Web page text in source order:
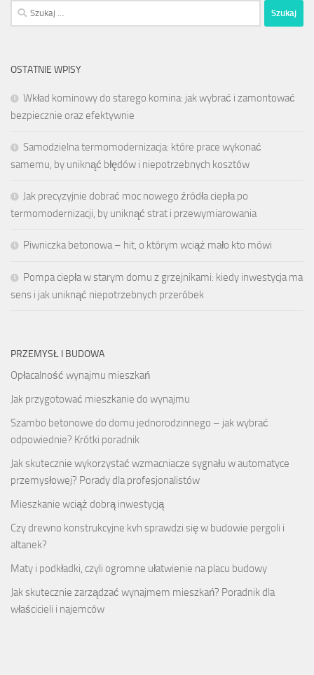
Szukaj:
OSTATNIE WPISY
Wkład kominowy do starego komina: jak wybrać i zamontować
bezpiecznie oraz efektywnie
Samodzielna termomodernizacja: które prace wykonać
samemu, by uniknąć błędów i niepotrzebnych kosztów
Jak precyzyjnie dobrać moc nowego źródła ciepła po
termomodernizacji, by uniknąć strat i przewymiarowania
Piwniczka betonowa – hit, o którym wciąż mało kto mówi
Pompa ciepła w starym domu z grzejnikami: kiedy inwestycja ma
sens i jak uniknąć niepotrzebnych przeróbek
PRZEMYSŁ I BUDOWA
Opłacalność wynajmu mieszkań
Jak przygotować mieszkanie do wynajmu
Szambo betonowe do domu jednorodzinnego – jak wybrać
odpowiednie? Krótki poradnik
Jak skutecznie wykorzystać wzmacniacze sygnału w automatyce
przemysłowej? Porady dla profesjonalistów
Mieszkanie wciąż dobrą inwestycją
Czy drewno konstrukcyjne kvh sprawdzi się w budowie pergoli i
altanek?
Maty i podkładki, czyli ogromne ułatwienie na placu budowy
Jak skutecznie zarządzać wynajmem mieszkań? Poradnik dla
właścicieli i najemców